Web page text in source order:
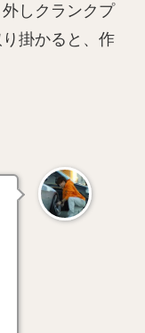
しクランクプ
掛かると、作